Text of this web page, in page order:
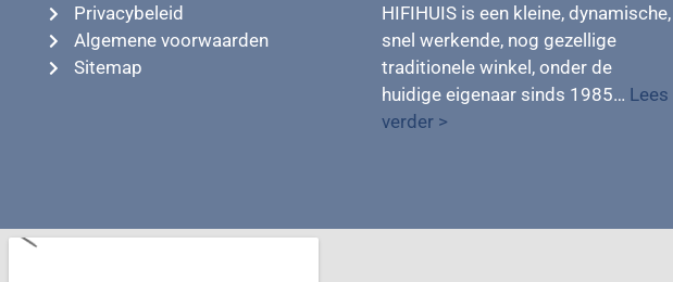
Privacybeleid
Algemene voorwaarden
Sitemap
HIFIHUIS is een kleine, dynamische,
snel werkende, nog gezellige
traditionele winkel, onder de
huidige eigenaar sinds 1985… Lees
verder >